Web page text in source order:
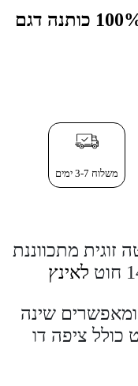
סט מצעים למיטה מתכווננת 100% כותנה דגם
משלוח 3-7 ימים
לאינץ
שינה
כולל ציפה דו